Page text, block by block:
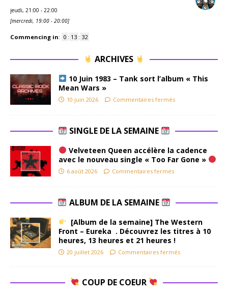
jeudi, 21:00 - 22:00
[mercredi, 19:00 - 20:00]
Commencing in: 0 : 13 : 31
ARCHIVES
10 Juin 1983 – Tank sort l’album « This
Mean Wars »
10 juin 2026 Commentaires fermés
SINGLE DE LA SEMAINE
Velveteen Queen accélère la cadence
avec le nouveau single « Too Far Gone »
6 août 2026 Commentaires fermés
ALBUM DE LA SEMAINE
[Album de la semaine] The Western
Front – Eureka . Découvrez les titres à 10
heures, 13 heures et 21 heures !
20 juillet 2026 Commentaires fermés
COUP DE COEUR